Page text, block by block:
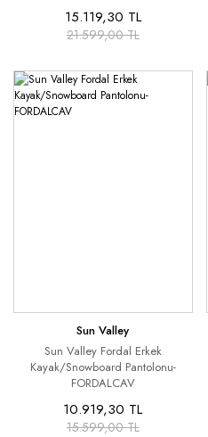
15.119,30 TL
21.599,00 TL
Sun Valley
Sun Valley Fordal Erkek
Kayak/Snowboard Pantolonu-
FORDALCAV
10.919,30 TL
15.599,00 TL